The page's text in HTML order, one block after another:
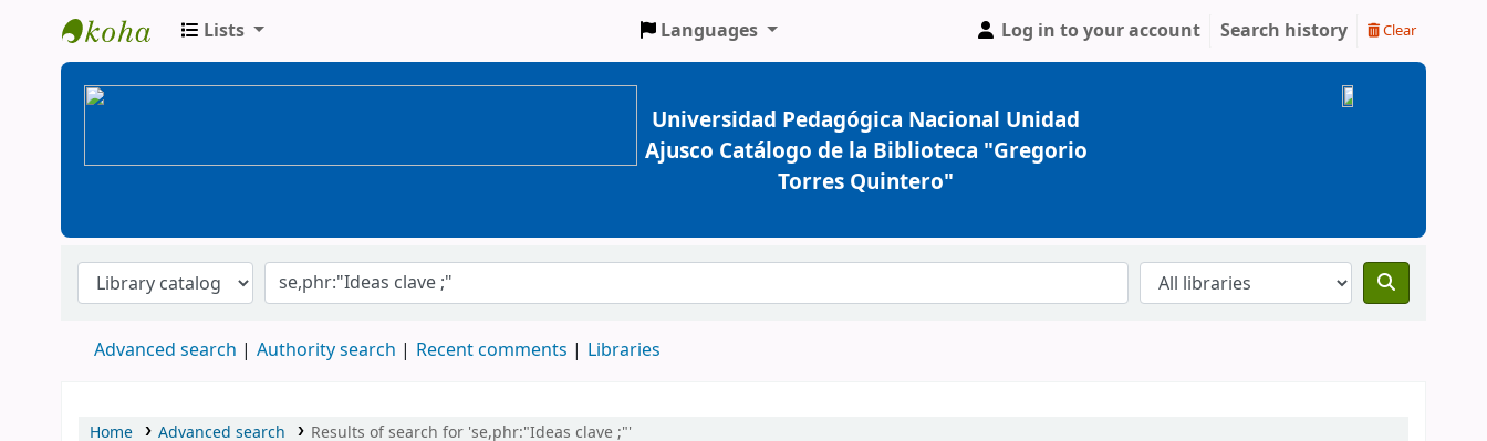
BiblioGTQ
Lists Languages Log in to your account Search history Clear
Universidad Pedagógica Nacional Unidad
Ajusco Catálogo de la Biblioteca "Gregorio
Torres Quintero"
Advanced search Authority search Recent comments Libraries
Home Advanced search Results of search for 'se,phr:"Ideas clave ;"'